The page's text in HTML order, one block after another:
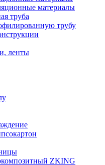
материалы
труба
трубу
ленты
ZKING